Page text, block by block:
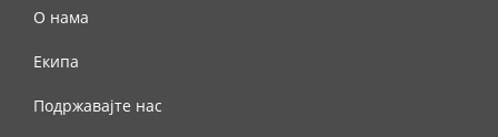
О нама
Екипа
Подржавајте нас